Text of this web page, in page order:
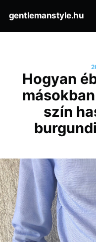
gentlemanstyle.hu
Hogyan
szín